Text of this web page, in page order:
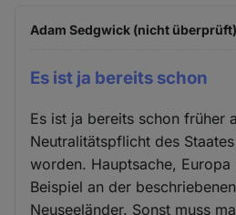
Adam Sedgwick (nicht überprüft)
Es ist ja bereits schon
Es ist ja bereits schon früher
Neutralitätspflicht des
worden. Hauptsache,
Beispiel an der
Neuseeländer. Sonst muss